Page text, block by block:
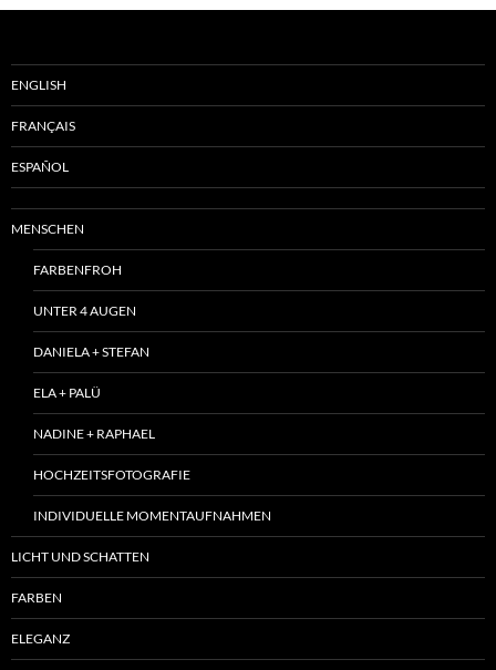
ENGLISH
FRANÇAIS
ESPAÑOL
MENSCHEN
FARBENFROH
UNTER 4 AUGEN
DANIELA + STEFAN
ELA + PALÜ
NADINE + RAPHAEL
HOCHZEITSFOTOGRAFIE
INDIVIDUELLE MOMENTAUFNAHMEN
LICHT UND SCHATTEN
FARBEN
ELEGANZ